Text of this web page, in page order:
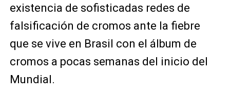
existencia de sofisticadas redes de
falsificación de cromos ante la fiebre
que se vive en Brasil con el álbum de
cromos a pocas semanas del inicio del
Mundial.